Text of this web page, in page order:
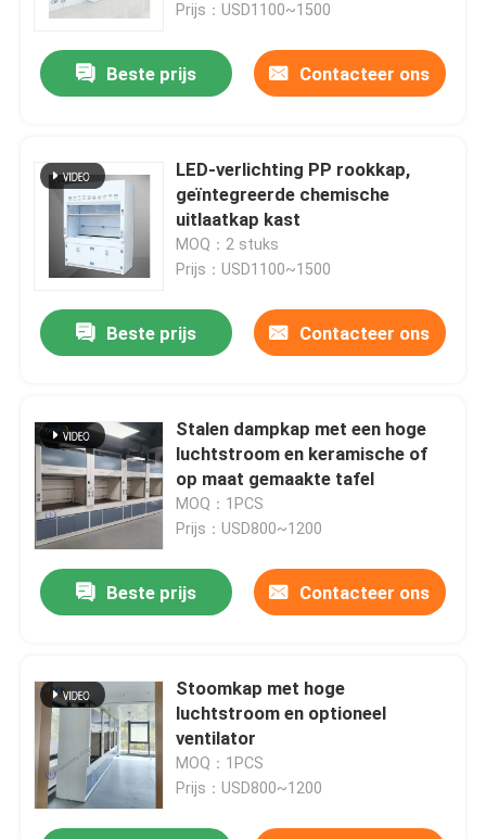
Thuis
VR-show
Over ons
Prijs：USD1100~1500
Beste prijs Contacteer ons
LED-verlichting PP rookkap,
geïntegreerde chemische
uitlaatkap kast
MOQ：2 stuks
Prijs：USD1100~1500
Beste prijs Contacteer ons
Stalen dampkap met een hoge
luchtstroom en keramische of
op maat gemaakte tafel
MOQ：1PCS
Prijs：USD800~1200
Beste prijs Contacteer ons
Stoomkap met hoge
luchtstroom en optioneel
ventilator
MOQ：1PCS
Prijs：USD800~1200